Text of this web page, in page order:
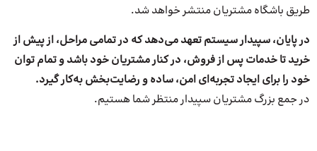
طریق باشگاه مشتریان منتشر خواهد شد.
در پایان، سپیدار سیستم تعهد می‌دهد که در تمامی مراحل، از پیش از
خرید تا خدمات پس از فروش، در کنار مشتریان خود باشد و تمام توان
خود را برای ایجاد تجربه‌ای امن، ساده و رضایت‌بخش به‌کار گیرد.
در جمع بزرگ مشتریان سپیدار منتظر شما هستیم.